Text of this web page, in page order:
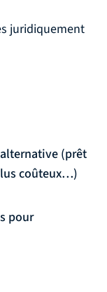
juridiquement
(prêt
coûteux…)
pour